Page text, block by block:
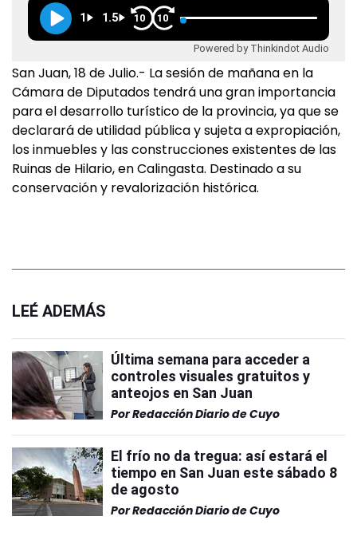
1 1.5 10 10
Powered by Thinkindot Audio
San Juan, 18 de Julio.- La sesión de mañana en la
Cámara de Diputados tendrá una gran importancia
para el desarrollo turístico de la provincia, ya que se
declarará de utilidad pública y sujeta a expropiación,
los inmuebles y las construcciones existentes de las
Ruinas de Hilario, en Calingasta. Destinado a su
conservación y revalorización histórica.
LEÉ ADEMÁS
Última semana para acceder a
controles visuales gratuitos y
anteojos en San Juan
PorRedacción Diario de Cuyo
El frío no da tregua: así estará el
tiempo en San Juan este sábado 8
de agosto
PorRedacción Diario de Cuyo